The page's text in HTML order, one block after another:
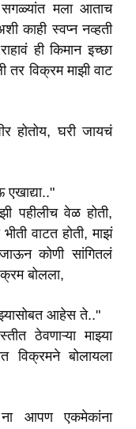
मला आताच
काही स्वप्न नव्हती
ही किमान इच्छा
तर विक्रम माझी वाट
होतोय, घरी जायचं
पहीलीच वेळ होती,
वाटत होती, माझं
कोणी सांगितलं
बोलला,
आहेस ते.."
ठेवणाऱ्या माझ्या
विक्रमने बोलायला
आपण एकमेकांना